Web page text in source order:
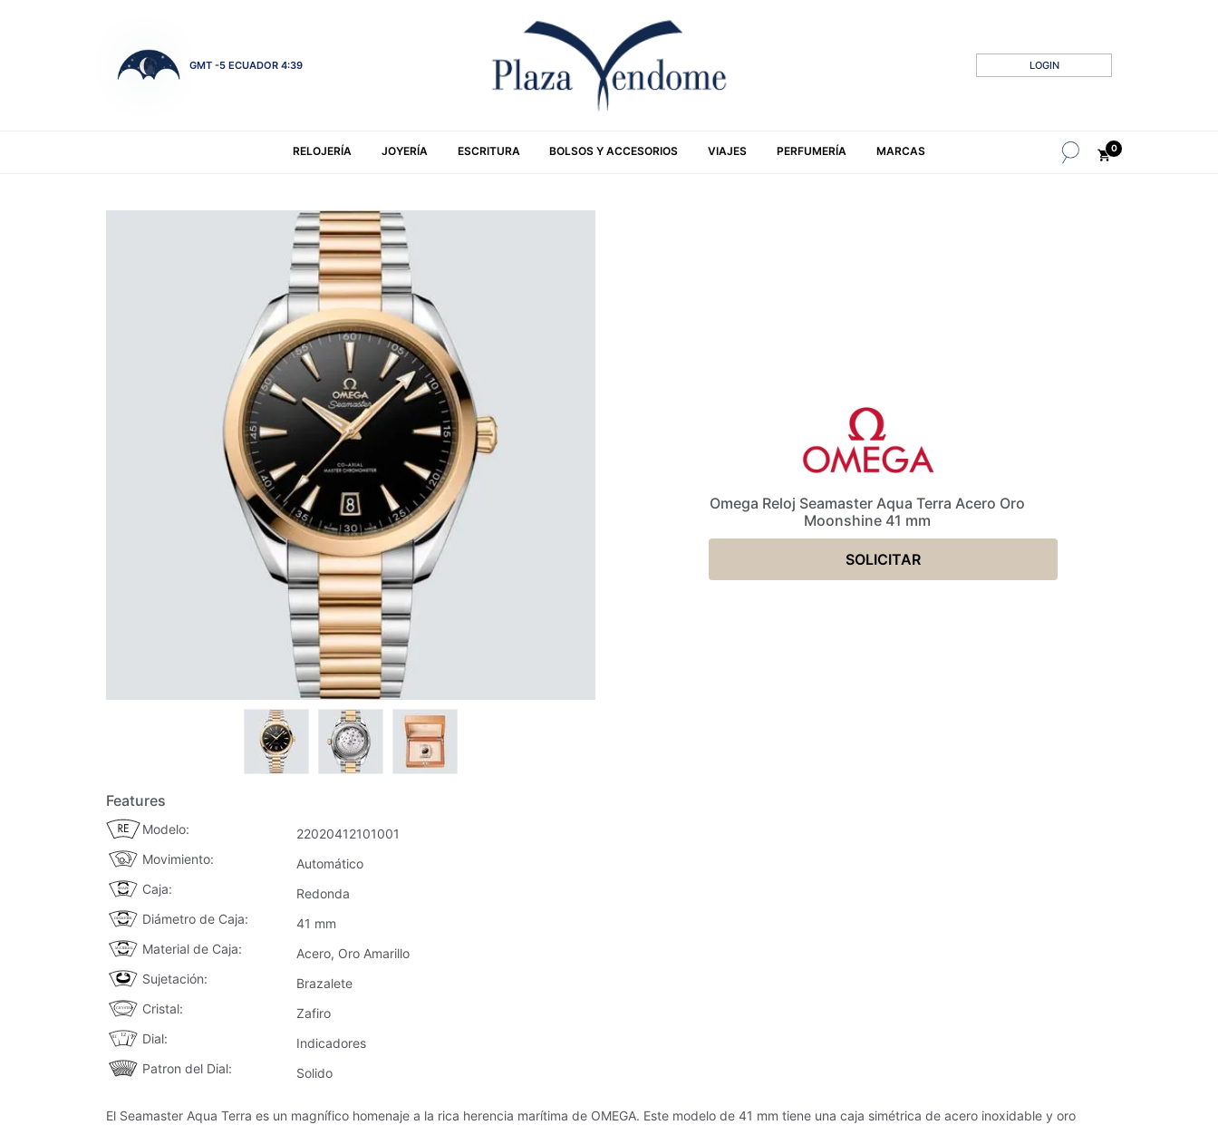
GMT -5 ECUADOR 4:39 LOGIN
RELOJERÍA JOYERÍA ESCRITURA BOLSOS Y ACCESORIOS VIAJES PERFUMERÍA MARCAS 0
Omega Reloj Seamaster Aqua Terra Acero Oro
Moonshine 41 mm
SOLICITAR
Features
Modelo
22020412101001
Movimiento
Automático
Caja
Redonda
Diámetro de Caja
41 mm
Material de Caja
Acero, Oro Amarillo
Sujetación
Brazalete
Cristal
Zafiro
Dial
Indicadores
Patron del Dial
Solido
El Seamaster Aqua Terra es un magnífico homenaje a la rica herencia marítima de OMEGA. Este modelo de 41 mm tiene una caja simétrica de acero inoxidable y oro